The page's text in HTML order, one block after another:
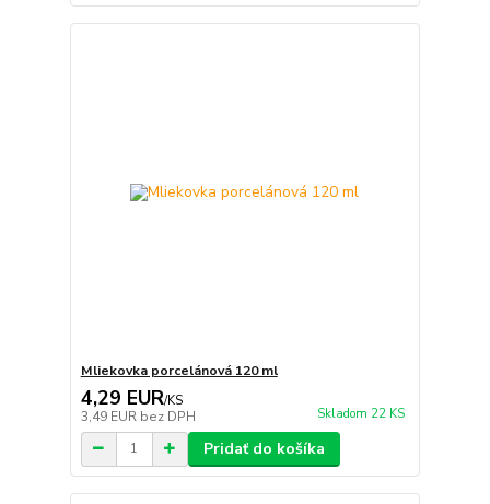
Mliekovka porcelánová 120 ml
4,29 EUR/KS
3,49 EUR bez DPH Skladom 22 KS
Pridať do košíka